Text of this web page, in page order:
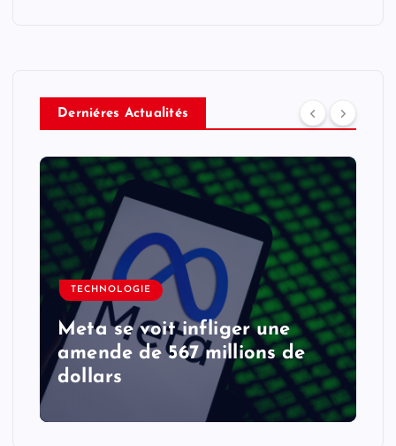
Derniéres Actualités
TECHNOLOGIE
Meta se voit infliger une
amende de 567 millions de
dollars